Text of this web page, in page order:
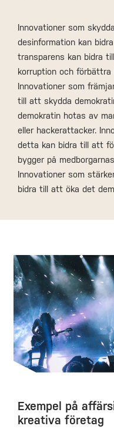
Innovationer som
desinformation kan
transparens kan bidra
korruption och
Innovationer som
till att skydda
demokratin hotas av
eller hackerattacker.
detta kan bidra till att
bygger på
Innovationer som
bidra till att öka det
Exempel på
kreativa företag